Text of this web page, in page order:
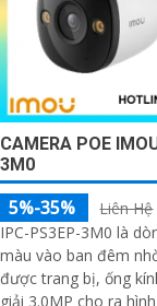
CAMERA POE
3M0
5%-35%
Liên Hệ
IPC-PS3EP-3M0 là
màu vào ban đêm
được trang bị, ống
giải 3.0MP cho ra